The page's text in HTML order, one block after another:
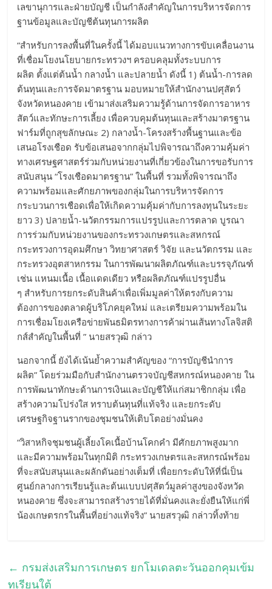
เลขานุการและฝ่ายบัญชี เป็นกำลังสำคัญในการบริหารจัดการ
ฐานข้อมูลและบัญชีต้นทุนการผลิต
​“สำหรับการลงพื้นที่ในครั้งนี้ ได้มอบแนวทางการขับเคลื่อนงาน
ที่เชื่อมโยงนโยบายกระทรวงฯ ครอบคลุมทั้งระบบการ
ผลิต ตั้งแต่ต้นน้ำ กลางน้ำ และปลายน้ำ ดังนี้ 1) ต้นน้ำ-การลด
ต้นทุนและการจัดมาตรฐาน มอบหมายให้สำนักงานปศุสัตว์
จังหวัดหนองคาย เข้ามาส่งเสริมความรู้ด้านการจัดการอาหาร
สัตว์และทักษะการเลี้ยง เพื่อควบคุมต้นทุนและสร้างมาตรฐาน
ฟาร์มที่ถูกสุขลักษณะ 2) กลางน้ำ-โครงสร้างพื้นฐานและข้อ
เสนอโรงเชือด รับข้อเสนอจากกลุ่มไปพิจารณาถึงความคุ้มค่า
ทางเศรษฐศาสตร์ร่วมกับหน่วยงานที่เกี่ยวข้องในการขอรับการ
สนับสนุน “โรงเชือดมาตรฐาน” ในพื้นที่ รวมทั้งพิจารณาถึง
ความพร้อมและศักยภาพของกลุ่มในการบริหารจัดการ
กระบวนการเชือดเพื่อให้เกิดความคุ้มค่ากับการลงทุนในระยะ
ยาว 3) ปลายน้ำ-นวัตกรรมการแปรรูปและการตลาด บูรณา
การร่วมกับหน่วยงานของกระทรวงเกษตรและสหกรณ์
กระทรวงการอุดมศึกษา วิทยาศาสตร์ วิจัย และนวัตกรรม และ
กระทรวงอุตสาหกรรม ในการพัฒนาผลิตภัณฑ์และบรรจุภัณฑ์
เช่น แหนมเนื้อ เนื้อแดดเดียว หรือผลิตภัณฑ์แปรรูปอื่น
ๆ สำหรับการยกระดับสินค้าเพื่อเพิ่มมูลค่าให้ตรงกับความ
ต้องการของตลาดผู้บริโภคยุคใหม่ และเตรียมความพร้อมใน
การเชื่อมโยงเครือข่ายพันธมิตรทางการค้าผ่านเส้นทางโลจิสติ
กส์สำคัญในพื้นที่ ” นายสรวุฒิ กล่าว
​นอกจากนี้ ยังได้เน้นย้ำความสำคัญของ “การบัญชีนำการ
ผลิต” โดยร่วมมือกับสำนักงานตรวจบัญชีสหกรณ์หนองคาย ใน
การพัฒนาทักษะด้านการเงินและบัญชีให้แก่สมาชิกกลุ่ม เพื่อ
สร้างความโปร่งใส ทราบต้นทุนที่แท้จริง และยกระดับ
เศรษฐกิจฐานรากของชุมชนให้เติบโตอย่างมั่นคง
​“วิสาหกิจชุมชนผู้เลี้ยงโคเนื้อบ้านโคกคำ มีศักยภาพสูงมาก
และมีความพร้อมในทุกมิติ กระทรวงเกษตรและสหกรณ์พร้อม
ที่จะสนับสนุนและผลักดันอย่างเต็มที่ เพื่อยกระดับให้ที่นี่เป็น
ศูนย์กลางการเรียนรู้และต้นแบบปศุสัตว์มูลค่าสูงของจังหวัด
หนองคาย ซึ่งจะสามารถสร้างรายได้ที่มั่นคงและยั่งยืนให้แก่พี่
น้องเกษตรกรในพื้นที่อย่างแท้จริง” นายสรวุฒิ กล่าวทิ้งท้าย
← กรมส่งเสริมการเกษตร ยกโมเดลตะวันออกคุมเข้ม
ทุเรียนใต้